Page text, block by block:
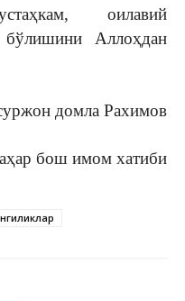
оилавий
бўлишини Аллоҳдан
домла Рахимов
бош имом хатиби